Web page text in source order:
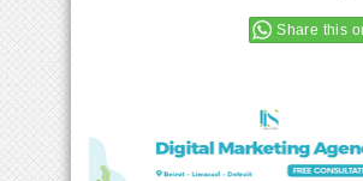
Share this